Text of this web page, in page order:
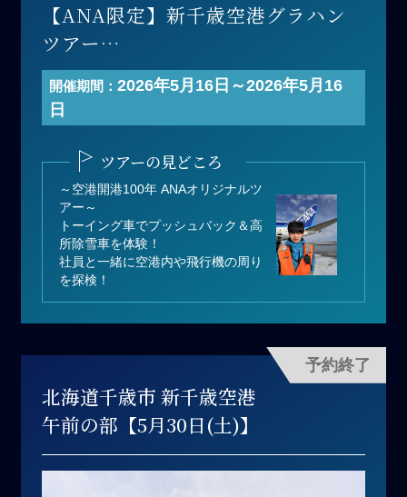
【ANA限定】新千歳空港グラハン
ツアー
開催日 ：2026年5月16日(土)
時間帯 ：午後の部
寄付金額：200,000円（1名あた
り）
募集人数：2名
開催期間： 2026年5月16日～2026年5月16
日
ツアーの見どころ
～空港開港100年 ANAオリジナルツ
アー～
トーイング車でプッシュバック＆高
所除雪車を体験！
社員と一緒に空港内や飛行機の周り
を探検！
予約終了
北海道千歳市 新千歳空港
午前の部【5月30日(土)】